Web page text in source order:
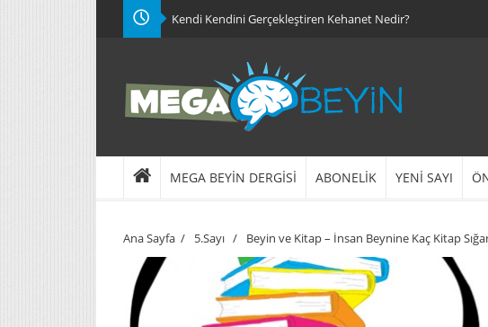
Kendi Kendini Gerçekleştiren Kehanet Nedir?
MEGA BEYİN DERGİSİ ABONELİK YENİ SAYI
Ana Sayfa / 5.Sayı / Beyin ve Kitap – İnsan Beynine Kaç Kitap